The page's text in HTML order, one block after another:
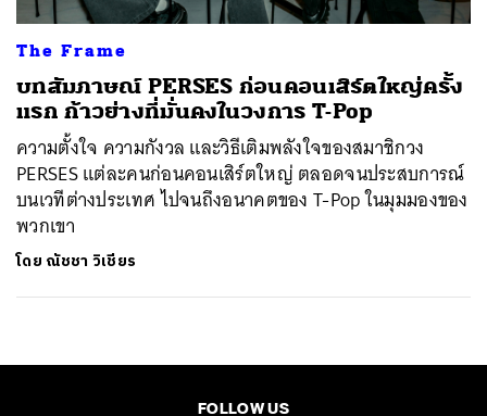
The Frame
บทสัมภาษณ์ PERSES ก่อนคอนเสิร์ตใหญ่ครั้ง
แรก ก้าวย่างที่มั่นคงในวงการ T-Pop
ความตั้งใจ ความกังวล และวิธีเติมพลังใจของสมาชิกวง
PERSES แต่ละคนก่อนคอนเสิร์ตใหญ่ ตลอดจนประสบการณ์
บนเวทีต่างประเทศ ไปจนถึงอนาคตของ T-Pop ในมุมมองของ
พวกเขา
โดย ณัชชา วิเชียร
FOLLOW US
SHARE TWEET LINE EMAIL